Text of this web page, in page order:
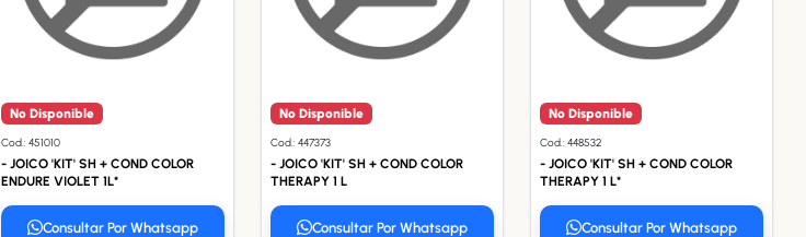
No Disponible
Cod.: 451010
- JOICO 'KIT' SH + COND COLOR
ENDURE VIOLET 1L*
Consultar Por Whatsapp
No Disponible
Cod.: 447373
- JOICO 'KIT' SH + COND COLOR
THERAPY 1 L
Consultar Por Whatsapp
No Disponible
Cod.: 448532
- JOICO 'KIT' SH + COND COLOR
THERAPY 1 L*
Consultar Por Whatsapp